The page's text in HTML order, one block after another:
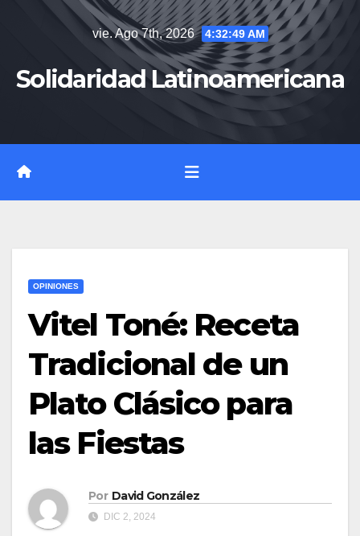
vie. Ago 7th, 2026 4:32:49 AM
Solidaridad Latinoamericana
OPINIONES
Vitel Toné: Receta
Tradicional de un
Plato Clásico para
las Fiestas
Por David González
DIC 2, 2024